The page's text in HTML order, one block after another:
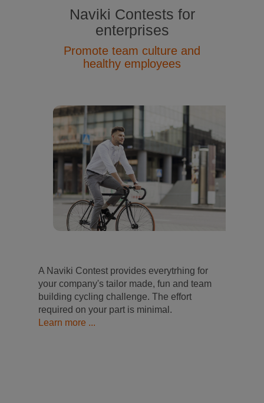
Naviki Contests for
enterprises
Promote team culture and
healthy employees
A Naviki Contest provides everytrhing for
your company's tailor made, fun and team
building cycling challenge. The effort
required on your part is minimal.
Learn more ...